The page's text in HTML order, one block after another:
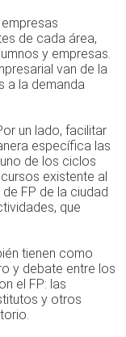
de cada área,
y empresas.
van de la
a la demanda
un lado, facilitar
específica las
de los ciclos
existente al
FP de la ciudad
que
tienen como
y debate entre los
el FP: las
y otros